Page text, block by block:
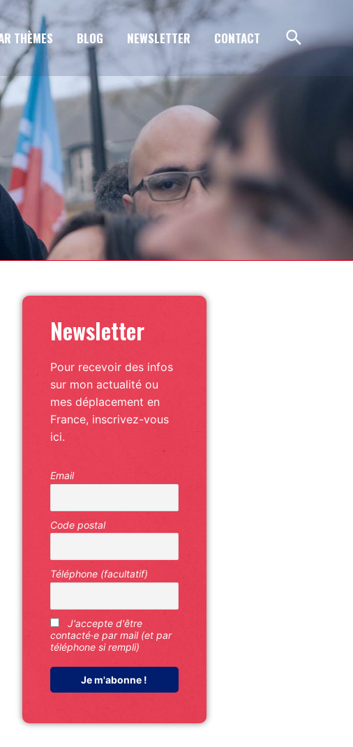
THÈMES BLOG NEWSLETTER CONTACT
Newsletter
Pour recevoir des infos
sur mon actualité ou
mes déplacement en
France, inscrivez-vous
ici.
Email
Code postal
Téléphone (facultatif)
J'accepte d'être
contacté·e par mail (et par
téléphone si rempli)